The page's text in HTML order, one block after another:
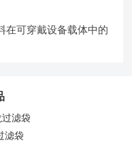
在可穿戴设备载体中的
过滤袋
滤袋